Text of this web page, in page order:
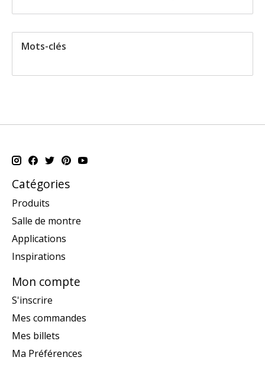
Mots-clés
Catégories
Produits
Salle de montre
Applications
Inspirations
Mon compte
S'inscrire
Mes commandes
Mes billets
Ma Préférences